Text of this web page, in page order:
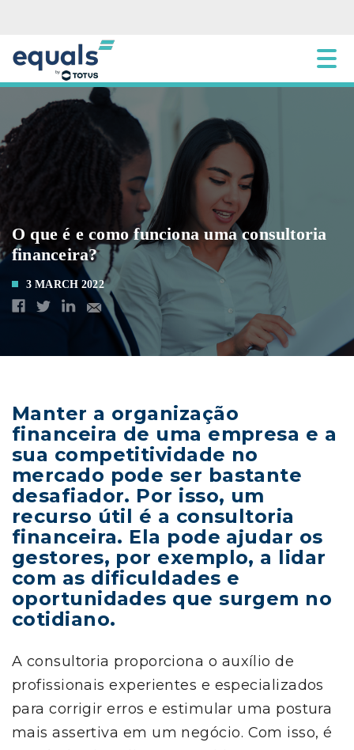
O que é e como funciona uma consultoria
financeira?
3 MARCH 2022
Manter a organização
financeira de uma empresa e a
sua competitividade no
mercado pode ser bastante
desafiador. Por isso, um
recurso útil é a consultoria
financeira. Ela pode ajudar os
gestores, por exemplo, a lidar
com as dificuldades e
oportunidades que surgem no
cotidiano.
A consultoria proporciona o auxílio de
profissionais experientes e especializados
para corrigir erros e estimular uma postura
mais assertiva em um negócio. Com isso, é